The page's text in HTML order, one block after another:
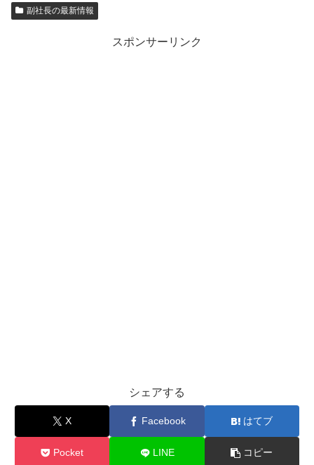
副社長の最新情報
スポンサーリンク
シェアする
X Facebook はてブ
Pocket LINE コピー